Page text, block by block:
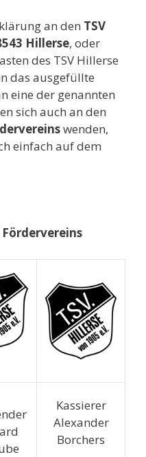
an den TSV
Hillerse, oder
des TSV Hillerse
das ausgefüllte
eine der genannten
sich auch an den
wenden,
einfach auf dem
Kassierer
Alexander
Borchers